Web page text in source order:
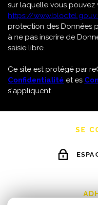
sur laquelle vous pouvez
https://
protection des Données
à ne pas inscrire de
saisie libre.
Ce site est protégé par
Confidentialité et es
s'appliquent.
SE